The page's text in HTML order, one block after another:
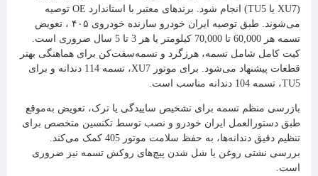
(XU7 یا TU5) انجام شود. برندهای معتبر با استاندارد OE توصیه
می‌شوند. طبق توصیه ایران خودرو سازنده خودروی ۴۰۵ ، تعویض
تسمه هر 60,000 تا 70,000 کیلومتر یا هر 3 تا 5 سال ضروری است.
کیت کامل شامل تسمه، هرزگرد و تسمه‌سفت‌کن برای هماهنگی بهتر
قطعات پیشنهاد می‌شود. برای موتور XU7، تسمه 114 دندانه و برای
TU5، تسمه 104 دندانه مناسب است.
بازرسی منظم تسمه برای تشخیص ساییدگی یا ترک، تعویض به‌موقع
طبق دستورالعمل ایران خودرو و نصب توسط تکنسین متخصص برای
تنظیم دقیق دندانه‌ها، به حفظ سلامت موتور 405 کمک می‌کند.
بررسی نشتی روغن یا شل شدن پیچ‌های روکش تسمه نیز ضروری
است.